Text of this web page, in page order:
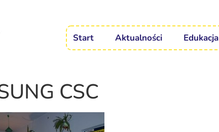
Start Aktualności Edukacja
CSC